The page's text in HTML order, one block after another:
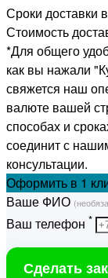
Сроки доставки
Стоимость
*Для общего
как вы нажали
свяжется наш
валюте вашей
способах и
соединит с
консультации.
Оформить в 1
Ваше ФИО
Ваш телефон *
Сделать